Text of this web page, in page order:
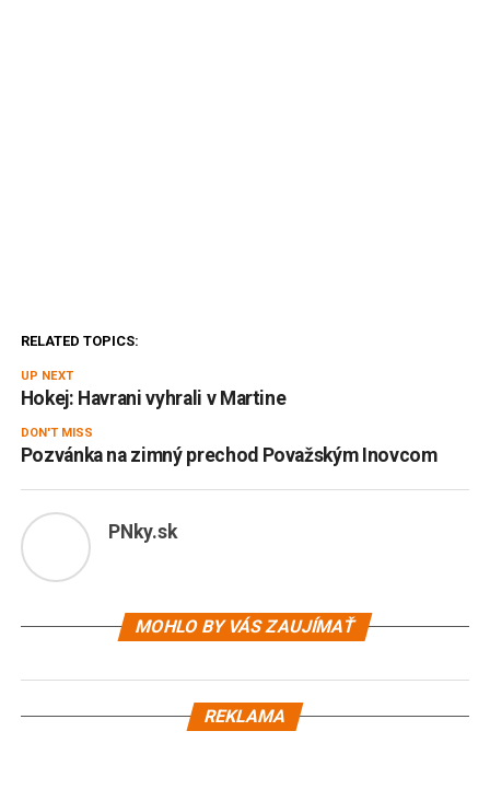
RELATED TOPICS:
UP NEXT
Hokej: Havrani vyhrali v Martine
DON'T MISS
Pozvánka na zimný prechod Považským Inovcom
PNky.sk
MOHLO BY VÁS ZAUJÍMAŤ
REKLAMA